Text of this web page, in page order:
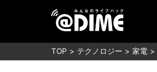
TOP テクノロジー 家電